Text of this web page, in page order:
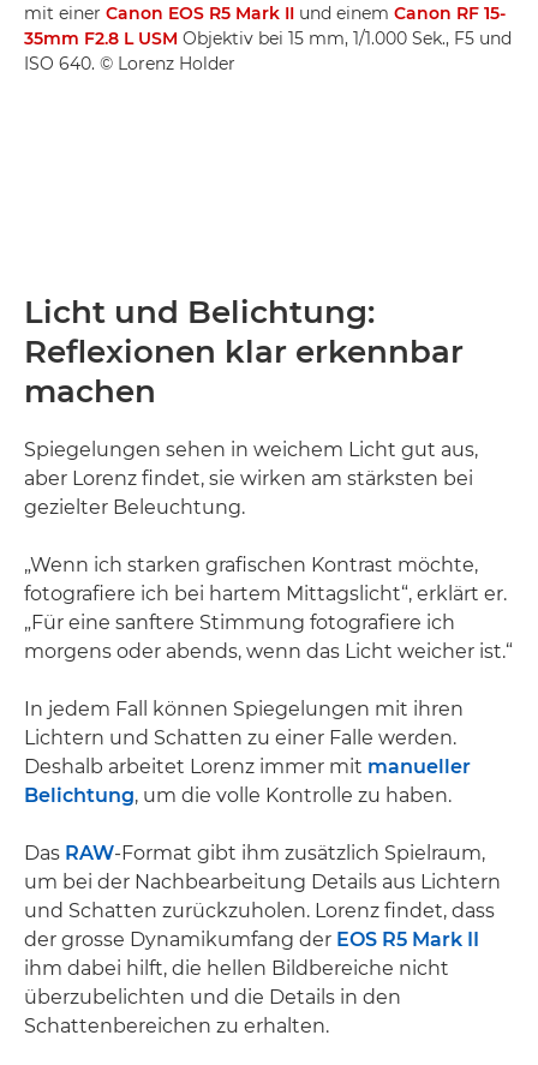
mit einer Canon EOS R5 Mark II und einem Canon RF 15-
35mm F2.8 L USM Objektiv bei 15 mm, 1/1.000 Sek., F5 und
ISO 640. © Lorenz Holder
Licht und Belichtung:
Reflexionen klar erkennbar
machen
Spiegelungen sehen in weichem Licht gut aus,
aber Lorenz findet, sie wirken am stärksten bei
gezielter Beleuchtung.
„Wenn ich starken grafischen Kontrast möchte,
fotografiere ich bei hartem Mittagslicht“, erklärt er.
„Für eine sanftere Stimmung fotografiere ich
morgens oder abends, wenn das Licht weicher ist.“
In jedem Fall können Spiegelungen mit ihren
Lichtern und Schatten zu einer Falle werden.
Deshalb arbeitet Lorenz immer mit manueller
Belichtung, um die volle Kontrolle zu haben.
Das RAW-Format gibt ihm zusätzlich Spielraum,
um bei der Nachbearbeitung Details aus Lichtern
und Schatten zurückzuholen. Lorenz findet, dass
der grosse Dynamikumfang der EOS R5 Mark II
ihm dabei hilft, die hellen Bildbereiche nicht
überzubelichten und die Details in den
Schattenbereichen zu erhalten.